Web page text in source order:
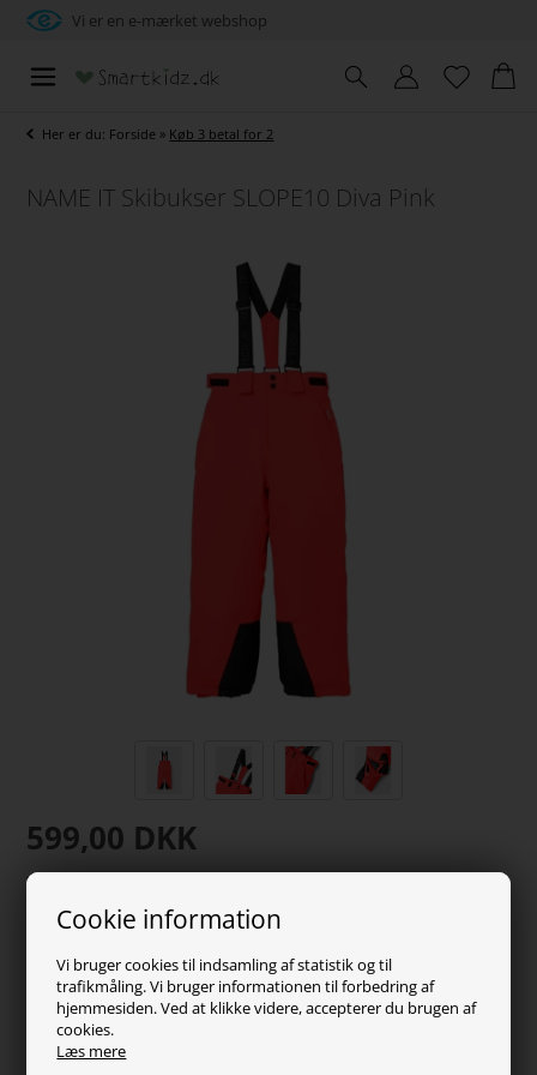
Cookie information
Vi bruger cookies til indsamling af statistik og til
trafikmåling. Vi bruger informationen til forbedring af
hjemmesiden. Ved at klikke videre, accepterer du brugen af
cookies.
Læs mere
Vi er en e-mærket webshop
Her er du: Forside » Køb 3 betal for 2
NAME IT Skibukser SLOPE10 Diva Pink
599,00 DKK
Vælg Størrelse
Fantastiske skibukser til børn fra Name It. Skibukserne er
med seler, og er lavet i en smart farve som er nem at få øje på